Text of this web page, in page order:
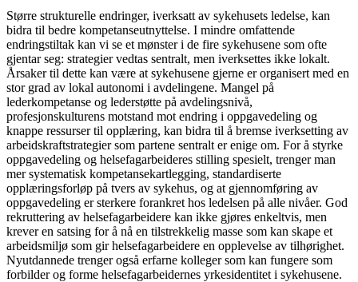
Større strukturelle endringer, iverksatt av sykehusets ledelse, kan
bidra til bedre kompetanseutnyttelse. I mindre omfattende
endringstiltak kan vi se et mønster i de fire sykehusene som ofte
gjentar seg: strategier vedtas sentralt, men iverksettes ikke lokalt.
Årsaker til dette kan være at sykehusene gjerne er organisert med en
stor grad av lokal autonomi i avdelingene. Mangel på
lederkompetanse og lederstøtte på avdelingsnivå,
profesjonskulturens motstand mot endring i oppgavedeling og
knappe ressurser til opplæring, kan bidra til å bremse iverksetting av
arbeidskraftstrategier som partene sentralt er enige om. For å styrke
oppgavedeling og helsefagarbeideres stilling spesielt, trenger man
mer systematisk kompetansekartlegging, standardiserte
opplæringsforløp på tvers av sykehus, og at gjennomføring av
oppgavedeling er sterkere forankret hos ledelsen på alle nivåer. God
rekruttering av helsefagarbeidere kan ikke gjøres enkeltvis, men
krever en satsing for å nå en tilstrekkelig masse som kan skape et
arbeidsmiljø som gir helsefagarbeidere en opplevelse av tilhørighet.
Nyutdannede trenger også erfarne kolleger som kan fungere som
forbilder og forme helsefagarbeidernes yrkesidentitet i sykehusene.